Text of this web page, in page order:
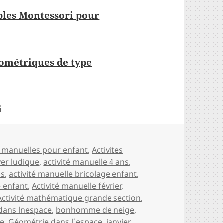
Montessori pour
de type
manuelles pour enfant,Activites
ludique,activité manuelle 4 ans,
,activité manuelle bricolage enfant,
enfant,Activité manuelle février,
mathématique grande section,
lnespace, bonhomme de neige,